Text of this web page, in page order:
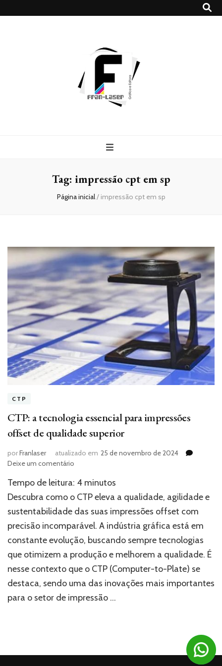
Tag: impressão cpt em sp
Página inicial/ impressão cpt em sp
CTP
CTP: a tecnologia essencial para impressões
offset de qualidade superior
porFranlaser atualizado em 25 de novembro de 2024
Deixe um comentário
a
tecnologia
para
impressões
offset
de
qualidade
superior
Tempo de leitura: 4 minutos
Descubra como o CTP eleva a qualidade, agilidade e
sustentabilidade das suas impressões offset com
precisão incomparável. A indústria gráfica está em
constante evolução, buscando sempre tecnologias
que otimizem a produção e melhorem a qualidade. É
nesse contexto que o CTP (Computer-to-Plate) se
destaca, sendo uma das inovações mais importantes
para o setor de impressão …